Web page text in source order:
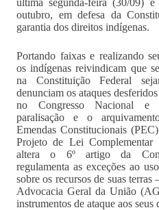
última segunda-feira (30/09)
outubro, em defesa da
garantia dos direitos indígenas.
Portando faixas e realizando
os indígenas reivindicam que
na Constituição Federal
denunciam os ataques
no Congresso Nacional e
paralisação e o
Emendas Constitucionais
Projeto de Lei
altera o 6º artigo da
regulamenta as exceções ao
sobre os recursos de suas terras
Advocacia Geral da União
instrumentos de ataque aos seus